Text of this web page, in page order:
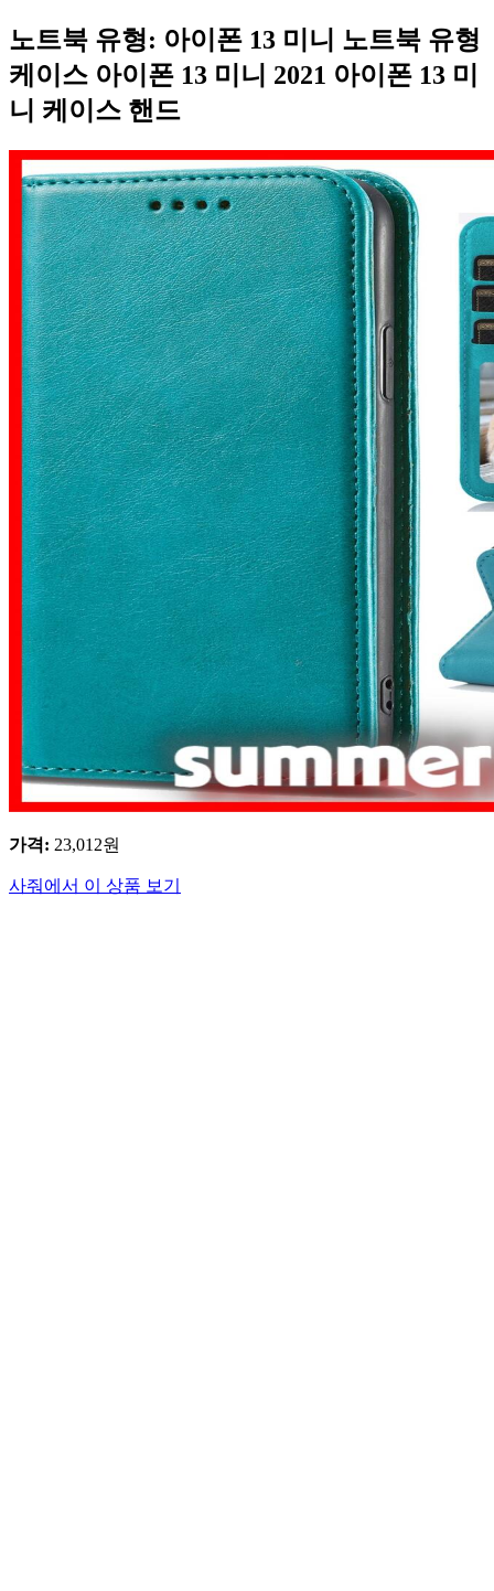
노트북 유형: 아이폰 13 미니 노트북 유형
케이스 아이폰 13 미니 2021 아이폰 13 미
니 케이스 핸드
가격: 23,012원
사줘에서 이 상품 보기